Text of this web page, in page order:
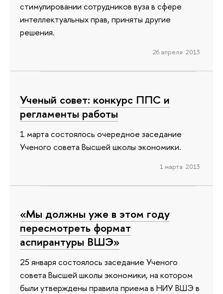
стимулировании сотрудников вуза в сфере
интеллектуальных прав, приняты другие
решения.
26 апреля 2013
Ученый совет: конкурс ППС и
регламенты работы
1 марта состоялось очередное заседание
Ученого совета Высшей школы экономики.
1 марта 2013
«Мы должны уже в этом году
пересмотреть формат
аспирантуры ВШЭ»
25 января состоялось заседание Ученого
совета Высшей школы экономики, на котором
были утверждены правила приема в НИУ ВШЭ в